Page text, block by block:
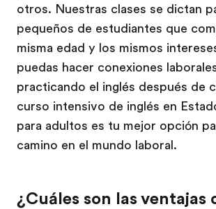
otros. Nuestras clases se dictan
pequeños de estudiantes que
misma edad y los mismos
puedas hacer conexiones
practicando el inglés después de
curso intensivo de inglés en
para adultos es tu mejor opción
camino en el mundo laboral.
¿Cuáles son las ventajas